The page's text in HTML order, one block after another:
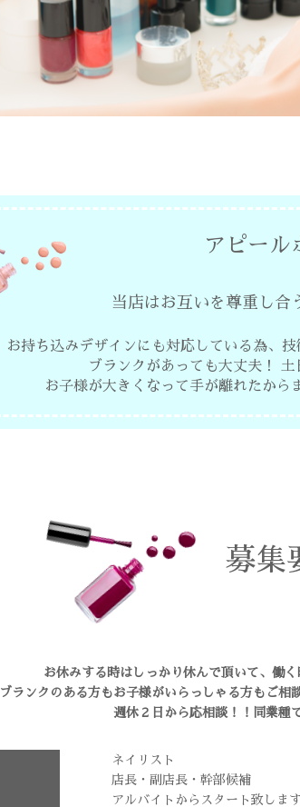
アピール
当店はお互いを尊重し合
お持ち込みデザインにも対応している為、
ブランクがあっても大丈夫！
お子様が大きくなって手が離れたから
募集
お休みする時はしっかり休んで頂いて、働
ブランクのある方もお子様がいらっしゃる方もご
週休２日から応相談！！同業種
ネイリスト
店長・副店長・幹部候補
アルバイトからスタート致しま